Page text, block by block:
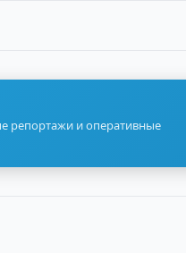
репортажи и оперативные